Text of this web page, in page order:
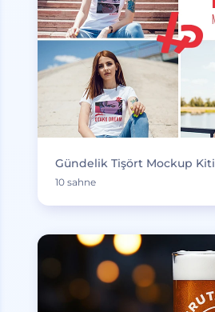
Gündelik Tişört Mockup Kiti
10 sahne